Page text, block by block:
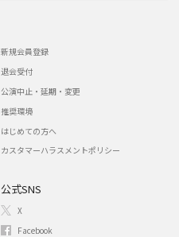
新規会員登録
退会受付
公演中止・延期・変更
推奨環境
はじめての方へ
カスタマーハラスメントポリシー
公式SNS
X
Facebook